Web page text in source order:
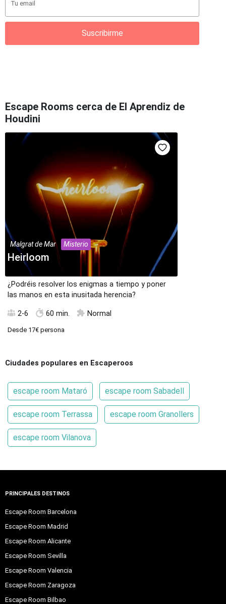
Suscribirme
Escape Rooms cerca de El Aprendiz de
Houdini
Malgrat de Mar Misterio
Heirloom
¿Podréis resolver los enigmas a tiempo y poner
las manos en esta inusitada herencia?
2-6 60 min. Normal
Desde 17€ persona
Ciudades populares en Escaperoos
escape room Mataró escape room Sabadell
escape room Terrassa escape room Granollers
escape room Vilanova
PRINCIPALES DESTINOS
Escape Room Barcelona
Escape Room Madrid
Escape Room Alicante
Escape Room Sevilla
Escape Room Valencia
Escape Room Zaragoza
Escape Room Bilbao